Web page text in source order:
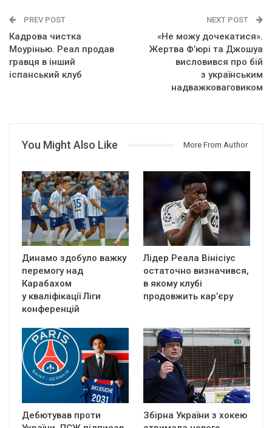
PREV POST
Кадрова чистка
Моурінью. Реал продав
гравця в інший
іспанський клуб
NEXT POST
«Не можу дочекатися».
Жертва Ф’юрі та Джошуа
висловився про бій
з українським
надважковаговиком
You Might Also Like More From Author
Динамо здобуло важку
перемогу над
Карабахом
у кваліфікації Ліги
конференцій
Лідер Реала Вінісіус
остаточно визначився,
в якому клубі
продовжить кар’єру
Дебютував проти
Збірна України з хокею